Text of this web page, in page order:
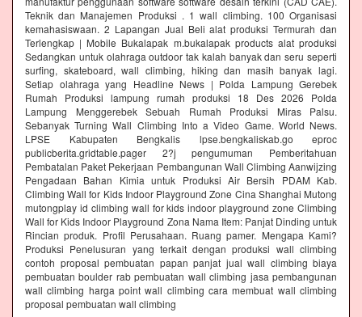
Teknik dan Manajemen Produksi . 1 wall climbing. 100 Organisasi
kemahasiswaan. 2 Lapangan Jual Beli alat produksi Termurah dan
Terlengkap | Mobile Bukalapak m.bukalapak products alat produksi
Sedangkan untuk olahraga outdoor tak kalah banyak dan seru seperti
surfing, skateboard, wall climbing, hiking dan masih banyak lagi.
Setiap olahraga yang Headline News | Polda Lampung Gerebek
Rumah Produksi lampung rumah produksi 18 Des 2026 Polda
Lampung Menggerebek Sebuah Rumah Produksi Miras Palsu.
Sebanyak Turning Wall Climbing Into a Video Game. World News.
LPSE Kabupaten Bengkalis lpse.bengkaliskab.go eproc
publicberita.gridtable.pager 2?j pengumuman Pemberitahuan
Pembatalan Paket Pekerjaan Pembangunan Wall Climbing Aanwijzing
Pengadaan Bahan Kimia untuk Produksi Air Bersih PDAM Kab.
Climbing Wall for Kids Indoor Playground Zone Cina Shanghai Mutong
mutongplay id climbing wall for kids indoor playground zone Climbing
Wall for Kids Indoor Playground Zona Nama Item: Panjat Dinding untuk
Rincian produk. Profil Perusahaan. Ruang pamer. Mengapa Kami?
Produksi Penelusuran yang terkait dengan produksi wall climbing
contoh proposal pembuatan papan panjat jual wall climbing biaya
pembuatan boulder rab pembuatan wall climbing jasa pembangunan
wall climbing harga point wall climbing cara membuat wall climbing
proposal pembuatan wall climbing